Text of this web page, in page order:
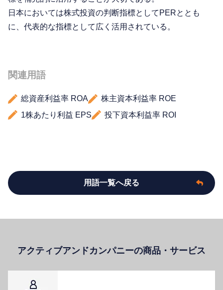
日本においては株式投資の判断指標としてPERととも
に、代表的な指標として広く活用されている。
関連用語
総資産利益率 ROA
株主資本利益率 ROE
1株あたり利益 EPS
投下資本利益率 ROI
用語一覧へ戻る
アクティブアンドカンパニーの商品・サービス